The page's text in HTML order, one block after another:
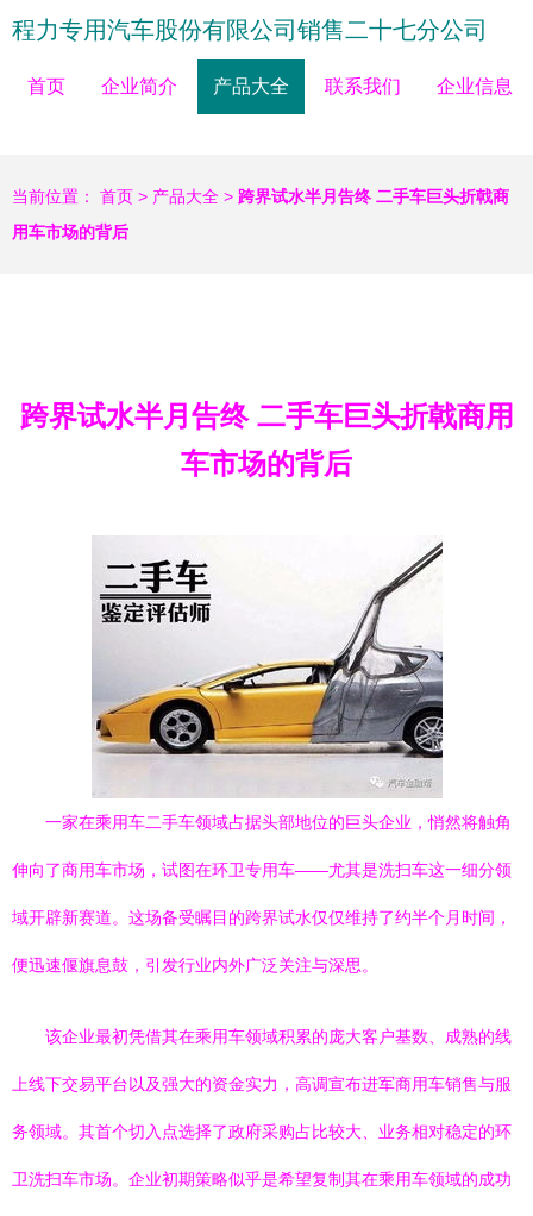
程力专用汽车股份有限公司销售二十七分公司
首页 企业简介 产品大全 联系我们 企业信息
当前位置： 首页 > 产品大全 > 跨界试水半月告终 二手车巨头折戟商
用车市场的背后
跨界试水半月告终 二手车巨头折戟商用
车市场的背后
一家在乘用车二手车领域占据头部地位的巨头企业，悄然将触角
伸向了商用车市场，试图在环卫专用车——尤其是洗扫车这一细分领
域开辟新赛道。这场备受瞩目的跨界试水仅仅维持了约半个月时间，
便迅速偃旗息鼓，引发行业内外广泛关注与深思。
该企业最初凭借其在乘用车领域积累的庞大客户基数、成熟的线
上线下交易平台以及强大的资金实力，高调宣布进军商用车销售与服
务领域。其首个切入点选择了政府采购占比较大、业务相对稳定的环
卫洗扫车市场。企业初期策略似乎是希望复制其在乘用车领域的成功